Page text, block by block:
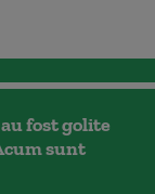
fost golite
sunt